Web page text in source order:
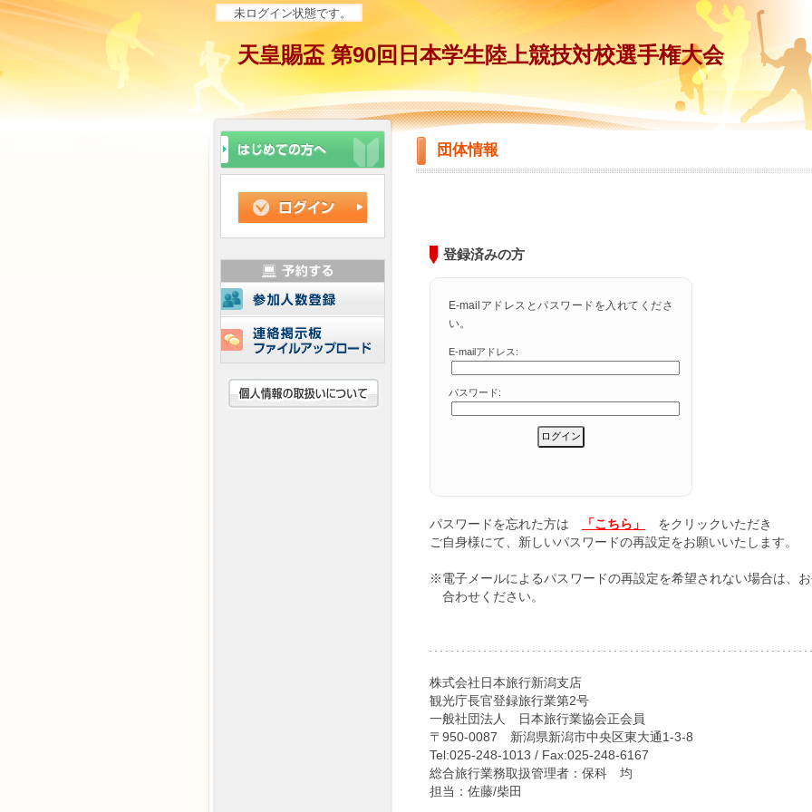
未ログイン状態です。
天皇賜盃 第90回日本学生陸上競技対校選手権大会
団体情報
登録済みの方
E-mailアドレスとパスワードを入れてくださ
い。
E-mailアドレス:
パスワード:
パスワードを忘れた方は 「こちら」
をクリックいただき
ご自身様にて、新しいパスワードの再設定をお願いいたします。
※電子メールによるパスワードの再設定を希望されない場合は、
合わせください。
株式会社日本旅行新潟支店
観光庁長官登録旅行業第2号
一般社団法人 日本旅行業協会正会員
〒950-0087 新潟県新潟市中央区東大通1-3-8
Tel:025-248-1013 / Fax:025-248-6167
総合旅行業務取扱管理者：保科 均
担当：佐藤/柴田